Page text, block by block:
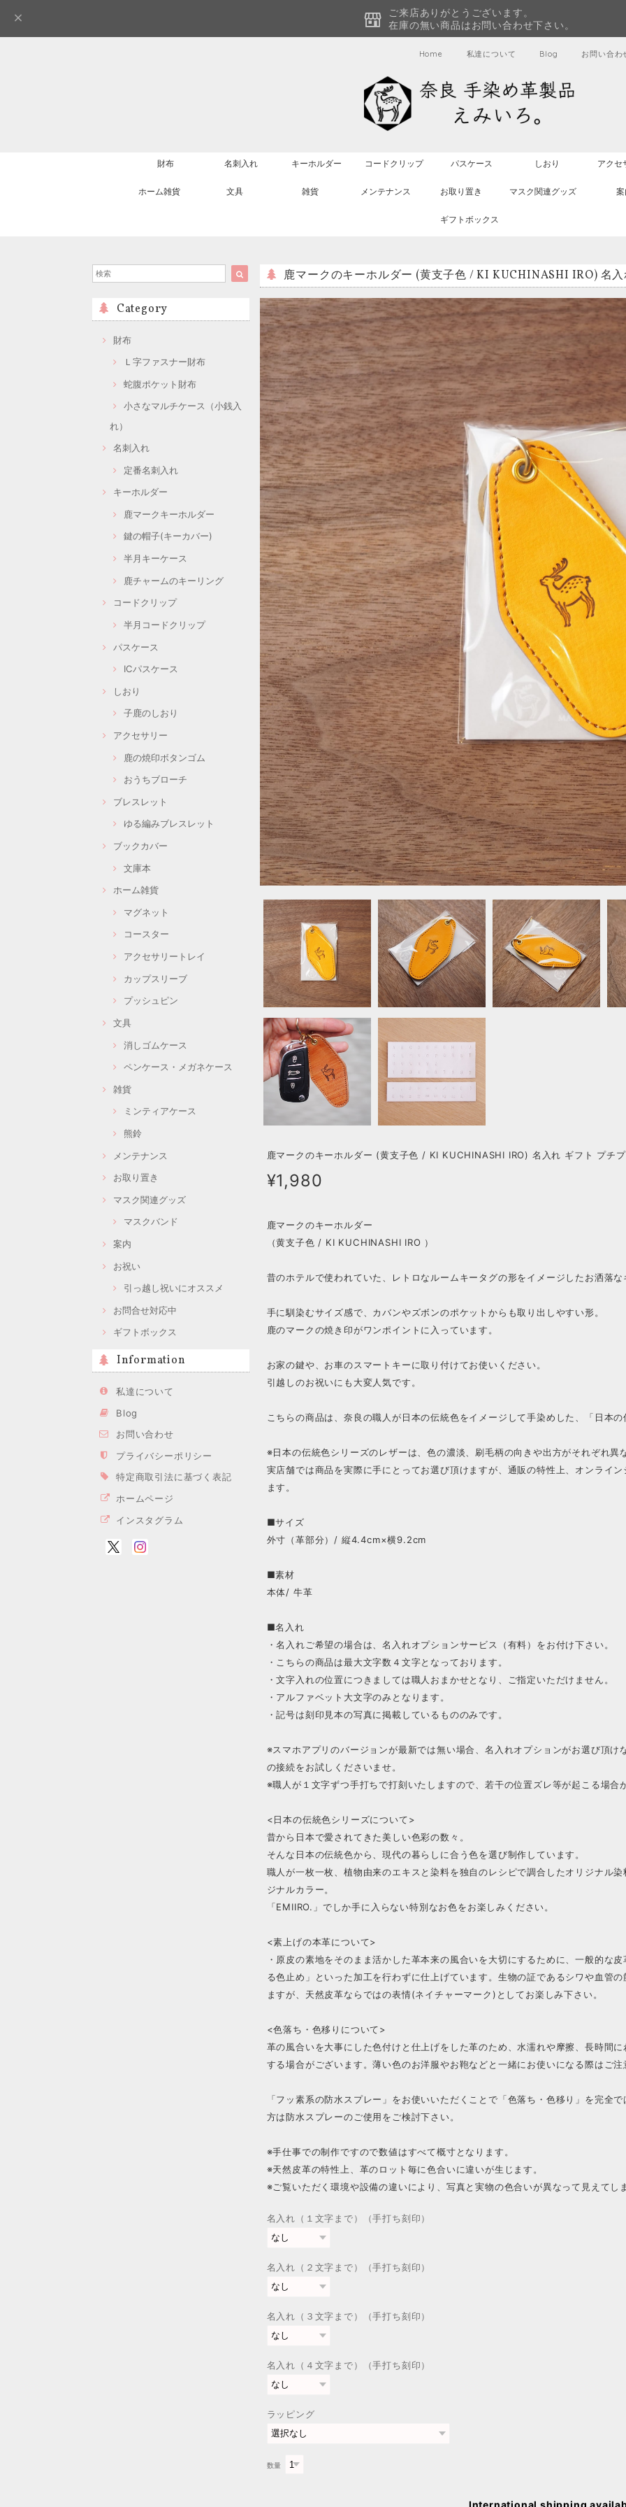
ご来店ありがとうございます。
在庫の無い商品はお問い合わせ下さい。
Home 私達について Blog お問い合わ
財布 名刺入れ キーホルダー コードクリップ パスケース しおり アクセ
ホーム雑貨 文具 雑貨 メンテナンス お取り置き マスク関連グッズ
ギフトボックス
Category
財布
Ｌ字ファスナー財布
蛇腹ポケット財布
小さなマルチケース（小銭入
れ）
名刺入れ
定番名刺入れ
キーホルダー
鹿マークキーホルダー
鍵の帽子(キーカバー)
半月キーケース
鹿チャームのキーリング
コードクリップ
半月コードクリップ
パスケース
ICパスケース
しおり
子鹿のしおり
アクセサリー
鹿の焼印ボタンゴム
おうちブローチ
ブレスレット
ゆる編みブレスレット
ブックカバー
文庫本
ホーム雑貨
マグネット
コースター
アクセサリートレイ
カップスリーブ
プッシュピン
文具
消しゴムケース
ペンケース・メガネケース
雑貨
ミンティアケース
熊鈴
メンテナンス
お取り置き
マスク関連グッズ
マスクバンド
案内
お祝い
引っ越し祝いにオススメ
お問合せ対応中
ギフトボックス
Information
私達について
Blog
お問い合わせ
プライバシーポリシー
特定商取引法に基づく表記
ホームページ
インスタグラム
鹿マークのキーホルダー (黄支子色 / KI KUCHINASHI IRO) 名
鹿マークのキーホルダー (黄支子色 / KI KUCHINASHI IRO) 名入れ ギフト プチ
¥1,980
鹿マークのキーホルダー
（黄支子色 / KI KUCHINASHI IRO ）
昔のホテルで使われていた、レトロなルームキータグの形をイメージしたお洒落
手に馴染むサイズ感で、カバンやズボンのポケットからも取り出しやすい形。
鹿のマークの焼き印がワンポイントに入っています。
お家の鍵や、お車のスマートキーに取り付けてお使いください。
引越しのお祝いにも大変人気です。
こちらの商品は、奈良の職人が日本の伝統色をイメージして手染めした、「日本
※日本の伝統色シリーズのレザーは、色の濃淡、刷毛柄の向きや出方がそれぞれ異
実店舗では商品を実際に手にとってお選び頂けますが、通販の特性上、オンライ
ます。
■サイズ
外寸（革部分）/ 縦4.4cm×横9.2cm
■素材
本体/ 牛革
■名入れ
・名入れご希望の場合は、名入れオプションサービス（有料）をお付け下さい。
・こちらの商品は最大文字数４文字となっております。
・文字入れの位置につきましては職人おまかせとなり、ご指定いただけません。
・アルファベット大文字のみとなります。
・記号は刻印見本の写真に掲載しているもののみです。
※スマホアプリのバージョンが最新では無い場合、名入れオプションがお選び頂
の接続をお試しくださいませ。
※職人が１文字ずつ手打ちで打刻いたしますので、若干の位置ズレ等が起こる場合
<日本の伝統色シリーズについて>
昔から日本で愛されてきた美しい色彩の数々。
そんな日本の伝統色から、現代の暮らしに合う色を選び制作しています。
職人が一枚一枚、植物由来のエキスと染料を独自のレシピで調合したオリジナル
ジナルカラー。
「EMIIRO.」でしか手に入らない特別なお色をお楽しみください。
<素上げの本革について>
・原皮の素地をそのまま活かした革本来の風合いを大切にするために、一般的な
る色止め」といった加工を行わずに仕上げています。生物の証であるシワや血管
ますが、天然皮革ならではの表情(ネイチャーマーク)としてお楽しみ下さい。
<色落ち・色移りについて>
革の風合いを大事にした色付けと仕上げをした革のため、水濡れや摩擦、長時間
する場合がございます。薄い色のお洋服やお鞄などと一緒にお使いになる際はご
「フッ素系の防水スプレー」をお使いいただくことで「色落ち・色移り」を完全
方は防水スプレーのご使用をご検討下さい。
※手仕事での制作ですので数値はすべて概寸となります。
※天然皮革の特性上、革のロット毎に色合いに違いが生じます。
※ご覧いただく環境や設備の違いにより、写真と実物の色合いが異なって見えてし
名入れ（１文字まで）（手打ち刻印）
名入れ（２文字まで）（手打ち刻印）
名入れ（３文字まで）（手打ち刻印）
名入れ（４文字まで）（手打ち刻印）
ラッピング
数量